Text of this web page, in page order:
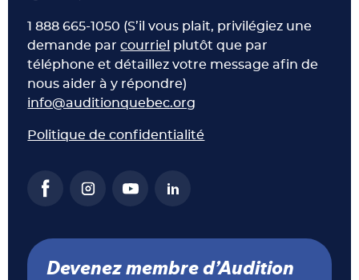
1 888 665-1050 (S’il vous plait, privilégiez une
demande parcourriel plutôt que par
téléphone et détaillez votre message afin de
nous aider à y répondre)
info@auditionquebec.org
Politique de confidentialité
Devenez membre d’Audition